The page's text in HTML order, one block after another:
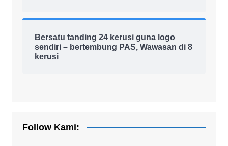
Bersatu tanding 24 kerusi guna logo
sendiri – bertembung PAS, Wawasan di 8
kerusi
Follow Kami: